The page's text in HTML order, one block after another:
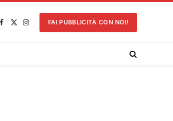
Facebook
X
Instagram
FAI PUBBLICITÀ CON NOI!